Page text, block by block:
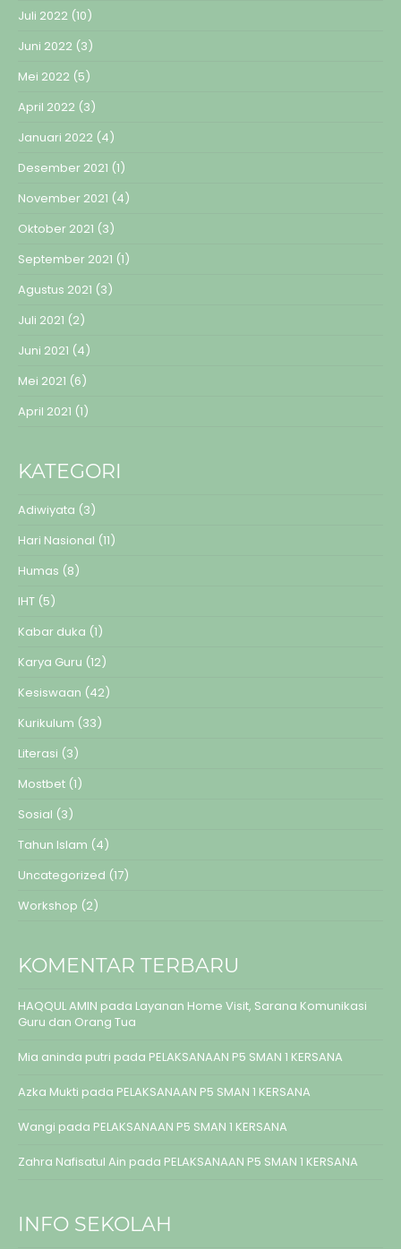
Juli 2022 (10)
Juni 2022 (3)
Mei 2022 (5)
April 2022 (3)
Januari 2022 (4)
Desember 2021 (1)
November 2021 (4)
Oktober 2021 (3)
September 2021 (1)
Agustus 2021 (3)
Juli 2021 (2)
Juni 2021 (4)
Mei 2021 (6)
April 2021 (1)
KATEGORI
Adiwiyata (3)
Hari Nasional (11)
Humas (8)
IHT (5)
Kabar duka (1)
Karya Guru (12)
Kesiswaan (42)
Kurikulum (33)
Literasi (3)
Mostbet (1)
Sosial (3)
Tahun Islam (4)
Uncategorized (17)
Workshop (2)
KOMENTAR TERBARU
HAQQUL AMIN pada Layanan Home Visit, Sarana Komunikasi
Guru dan Orang Tua
Mia aninda putri pada PELAKSANAAN P5 SMAN 1 KERSANA
Azka Mukti pada PELAKSANAAN P5 SMAN 1 KERSANA
Wangi pada PELAKSANAAN P5 SMAN 1 KERSANA
Zahra Nafisatul Ain pada PELAKSANAAN P5 SMAN 1 KERSANA
INFO SEKOLAH